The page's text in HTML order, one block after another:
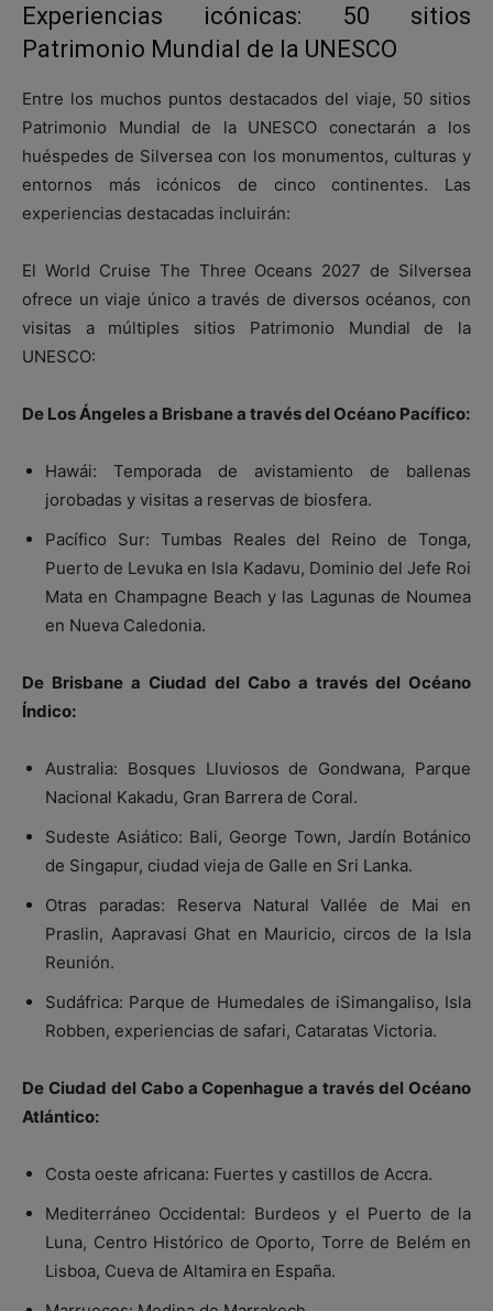
Experiencias icónicas: 50 sitios
Patrimonio Mundial de la UNESCO
Entre los muchos puntos destacados del viaje, 50 sitios
Patrimonio Mundial de la UNESCO conectarán a los
huéspedes de Silversea con los monumentos, culturas y
entornos más icónicos de cinco continentes. Las
experiencias destacadas incluirán:
El World Cruise The Three Oceans 2027 de Silversea
ofrece un viaje único a través de diversos océanos, con
visitas a múltiples sitios Patrimonio Mundial de la
UNESCO:
De Los Ángeles a Brisbane a través del Océano Pacífico:
Hawái: Temporada de avistamiento de ballenas
jorobadas y visitas a reservas de biosfera.
Pacífico Sur: Tumbas Reales del Reino de Tonga,
Puerto de Levuka en Isla Kadavu, Dominio del Jefe Roi
Mata en Champagne Beach y las Lagunas de Noumea
en Nueva Caledonia.
De Brisbane a Ciudad del Cabo a través del Océano
Índico:
Australia: Bosques Lluviosos de Gondwana, Parque
Nacional Kakadu, Gran Barrera de Coral.
Sudeste Asiático: Bali, George Town, Jardín Botánico
de Singapur, ciudad vieja de Galle en Sri Lanka.
Otras paradas: Reserva Natural Vallée de Mai en
Praslin, Aapravasi Ghat en Mauricio, circos de la Isla
Reunión.
Sudáfrica: Parque de Humedales de iSimangaliso, Isla
Robben, experiencias de safari, Cataratas Victoria.
De Ciudad del Cabo a Copenhague a través del Océano
Atlántico:
Costa oeste africana: Fuertes y castillos de Accra.
Mediterráneo Occidental: Burdeos y el Puerto de la
Luna, Centro Histórico de Oporto, Torre de Belém en
Lisboa, Cueva de Altamira en España.